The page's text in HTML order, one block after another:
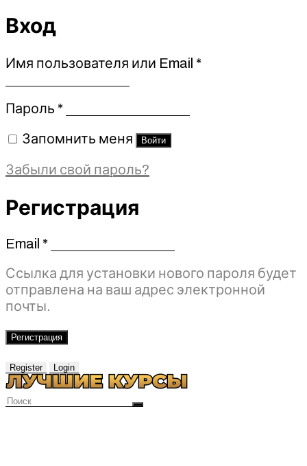
Вход
Имя пользователя или Email *Обязательно
Пароль *Обязательно
Запомнить меня Войти
Забыли свой пароль?
Регистрация
Email *Обязательно
Ссылка для установки нового пароля будет
отправлена ​​на ваш адрес электронной
почты.
Регистрация
Register Login